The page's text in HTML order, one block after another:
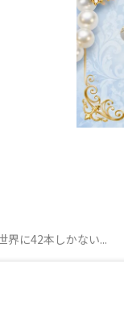
界に42本しかない...